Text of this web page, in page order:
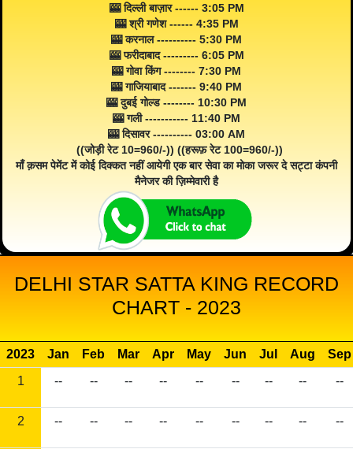
🎰 दिल्ली बाज़ार ------ 3:05 PM
🎰 श्री गणेश ------ 4:35 PM
🎰 करनाल ---------- 5:30 PM
🎰 फरीदाबाद --------- 6:05 PM
🎰 गोवा किंग -------- 7:30 PM
🎰 गाजियाबाद ------- 9:40 PM
🎰 दुबई गोल्ड -------- 10:30 PM
🎰 गली ----------- 11:40 PM
🎰 दिसावर ---------- 03:00 AM
((जोड़ी रेट 10=960/-)) ((हरूफ़ रेट 100=960/-))
माँ क़सम पेमेंट में कोई दिक्कत नहीं आयेगी एक बार सेवा का मोका जरूर दे सट्टा कंपनी
मैनेजर की ज़िम्मेवारी है
DELHI STAR SATTA KING RECORD
CHART - 2023
2023 Jan Feb Mar Apr May Jun Jul Aug
Sep
1
-- -- -- -- -- -- -- -- --
2 -- -- -- -- -- -- -- -- --